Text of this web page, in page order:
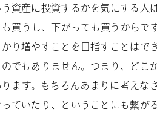
資産に投資するかを気にする人
買うし、下がっても買うからで
り増やすことを目指すことはで
でもありません。つまり、どこ
ます。もちろんあまりに考えな
ていたり、ということにも繋が